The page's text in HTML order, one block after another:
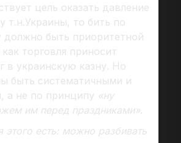
цель оказать давление
т.н.Украины, то бить по
должно быть приоритетной
торговля приносит
в украинскую казну. Но
быть систематичными и
а не по принципу «ну
им перед праздниками».
этого есть: можно разбивать